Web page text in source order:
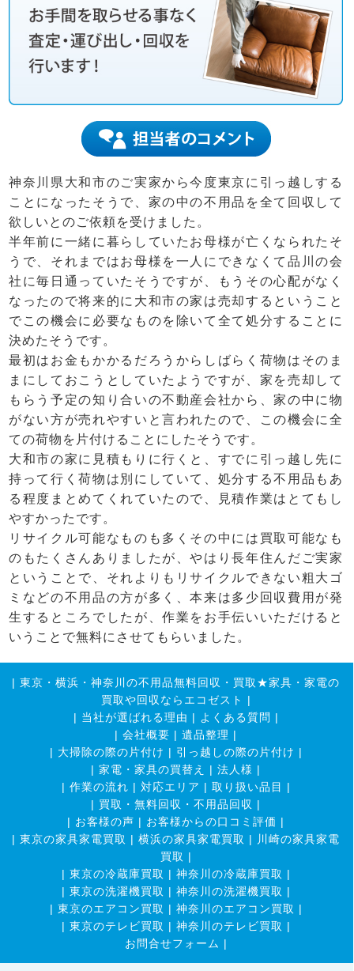
神奈川県大和市のご実家から今度東京に引っ越しする
ことになったそうで、家の中の不用品を全て回収して
欲しいとのご依頼を受けました。
半年前に一緒に暮らしていたお母様が亡くなられたそ
うで、それまではお母様を一人にできなくて品川の会
社に毎日通っていたそうですが、もうその心配がなく
なったので将来的に大和市の家は売却するということ
でこの機会に必要なものを除いて全て処分することに
決めたそうです。
最初はお金もかかるだろうからしばらく荷物はそのま
まにしておこうとしていたようですが、家を売却して
もらう予定の知り合いの不動産会社から、家の中に物
がない方が売れやすいと言われたので、この機会に全
ての荷物を片付けることにしたそうです。
大和市の家に見積もりに行くと、すでに引っ越し先に
持って行く荷物は別にしていて、処分する不用品もあ
る程度まとめてくれていたので、見積作業はとてもし
やすかったです。
リサイクル可能なものも多くその中には買取可能なも
のもたくさんありましたが、やはり長年住んだご実家
ということで、それよりもリサイクルできない粗大ゴ
ミなどの不用品の方が多く、本来は多少回収費用が発
生するところでしたが、作業をお手伝いいただけると
いうことで無料にさせてもらいました。
| 東京・横浜・神奈川の不用品無料回収・買取★家具・家電の
買取や回収ならエコゼスト
|
| 当社が選ばれる理由 | よくある質問 |
| 会社概要 | 遺品整理 |
| 大掃除の際の片付け | 引っ越しの際の片付け |
| 家電・家具の買替え | 法人様 |
| 作業の流れ | 対応エリア | 取り扱い品目
|
| 買取・無料回収・不用品回収 |
| お客様の声 | お客様からの口コミ評価 |
| 東京の家具家電買取 | 横浜の家具家電買取 |
川崎の家具家電
買取 |
| 東京の冷蔵庫買取 | 神奈川の冷蔵庫買取 |
| 東京の洗濯機買取 | 神奈川の洗濯機買取 |
| 東京のエアコン買取 | 神奈川のエアコン買取 |
| 東京のテレビ買取 | 神奈川のテレビ買取 |
お問合せフォーム |